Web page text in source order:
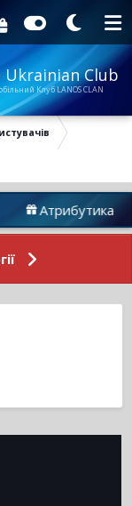
Ukrainian Club
Клуб LANOS CLAN
Атрибутика